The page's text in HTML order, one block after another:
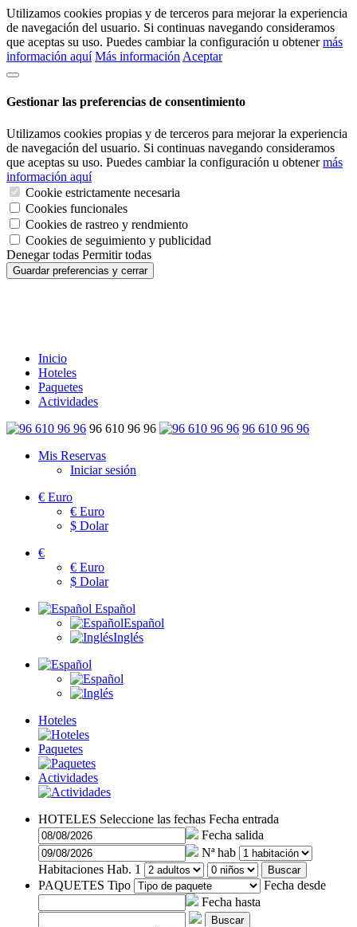
Utilizamos cookies propias y de terceros para mejorar la experiencia
de navegación del usuario. Si continuas navegando consideramos
que aceptas su uso. Puedes cambiar la configuración u obtenermás
información aquí Más información Aceptar
Gestionar las preferencias de consentimiento
Utilizamos cookies propias y de terceros para mejorar la experiencia
de navegación del usuario. Si continuas navegando consideramos
que aceptas su uso. Puedes cambiar la configuración u obtenermás
información aquí
Cookie estrictamente necesaria
Cookies funcionales
Cookies de rastreo y rendmiento
Cookies de seguimiento y publicidad
Denegar todas Permitir todas
Guardar preferencias y cerrar
Inicio
Hoteles
Paquetes
Actividades
96 610 96 96
96 610 96 96
Mis Reservas
Iniciar sesión
€ Euro
€ Euro
$ Dolar
€
€ Euro
$ Dolar
Español
Español
Inglés
Hoteles
Paquetes
Actividades
HOTELES Seleccione las fechas Fecha entrada
Fecha salida
Nª hab
Habitaciones Hab. 1 Buscar
PAQUETES Tipo
Fecha desde
Fecha hasta
Buscar